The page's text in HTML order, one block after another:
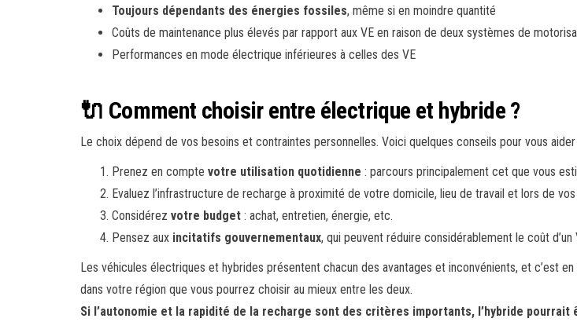
Toujours dépendants des énergies fossiles, même si en moindre quantité
Coûts de maintenance plus élevés par rapport aux VE en raison de deux systèmes de
Performances en mode électrique inférieures à celles des VE
🔌 Comment choisir entre électrique et hybride ?
Le choix dépend de vos besoins et contraintes personnelles. Voici quelques conseils pour vous aider
Prenez en compte votre utilisation quotidienne : parcours principalement cet que vous
Evaluez l’infrastructure de recharge à proximité de votre domicile, lieu de travail et lors de
Considérez votre budget : achat, entretien, énergie, etc.
Pensez aux incitatifs gouvernementaux, qui peuvent réduire considérablement le coût d’un
Les véhicules électriques et hybrides présentent chacun des avantages et inconvénients, et c’est
dans votre région que vous pourrez choisir au mieux entre les deux.
Si l’autonomie et la rapidité de la recharge sont des critères importants, l’hybride pourrait